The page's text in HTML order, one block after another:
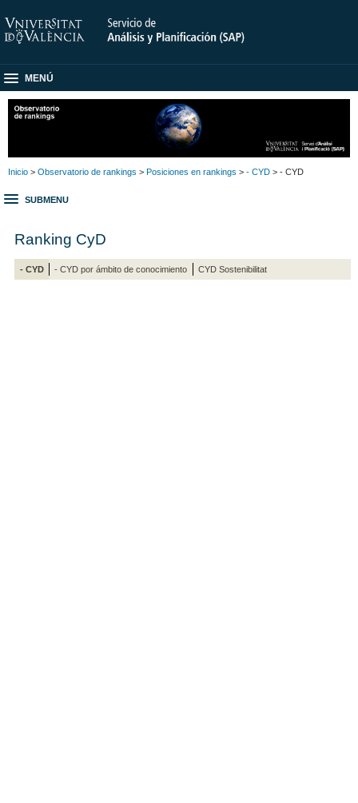
MENÚ
Inicio > Observatorio de rankings > Posiciones en rankings > - CYD > - CYD
SUBMENU
Ranking CyD
- CYD - CYD por ámbito de conocimiento CYD Sostenibilitat